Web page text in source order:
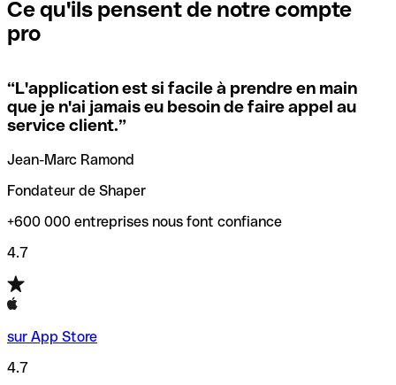
signifie que vous avez le code de l'une des succursales
locales.
Si vous n'êtes pas sûr du code SWIFT que vous devriez
utiliser, nous avons développé un outil de recherche de
codes SWIFT par nom de banque.
vérification/recherche de codes SWIFT. Ainsi, vous pouvez
trouver et vérifier vos codes SWIFT avant de réaliser vos
transferts d’argent.
Ce qu'ils pensent de notre compte
pro
“L'application est si facile à prendre en main
que je n'ai jamais eu besoin de faire appel au
service client.”
Jean-Marc Ramond
Fondateur de Shaper
+600 000 entreprises nous font confiance
4.7
sur App Store
4.7